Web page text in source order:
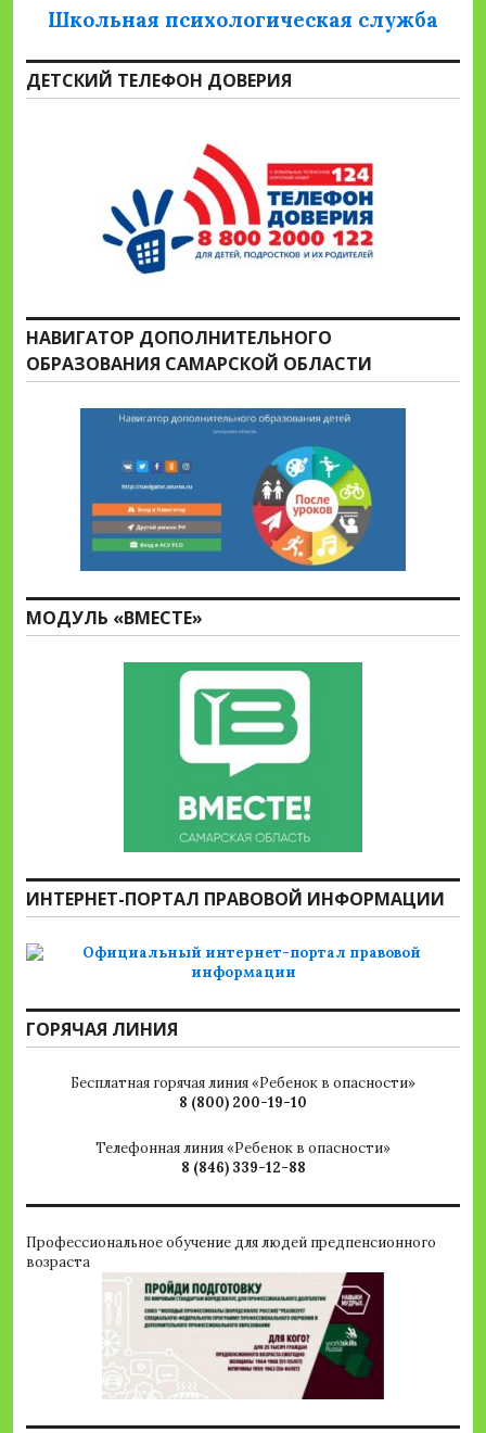
Школьная психологическая служба
ДЕТСКИЙ ТЕЛЕФОН ДОВЕРИЯ
НАВИГАТОР ДОПОЛНИТЕЛЬНОГО
ОБРАЗОВАНИЯ САМАРСКОЙ ОБЛАСТИ
МОДУЛЬ «ВМЕСТЕ»
ИНТЕРНЕТ-ПОРТАЛ ПРАВОВОЙ ИНФОРМАЦИИ
ГОРЯЧАЯ ЛИНИЯ
Бесплатная горячая линия «Ребенок в опасности»
8 (800) 200-19-10
Телефонная линия «Ребенок в опасности»
8 (846) 339-12-88
Профессиональное обучение для людей предпенсионного
возраста